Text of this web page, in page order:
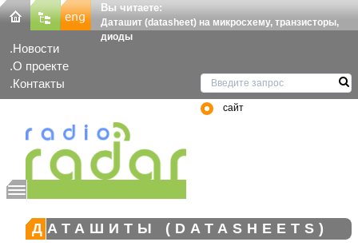
Вы читаете:
Даташит (datasheet) на микросхему, транзисторы,
диоды
Новости
О проекте
Контакты
сайт
ДАТАШИТЫ (DATASHEETS)